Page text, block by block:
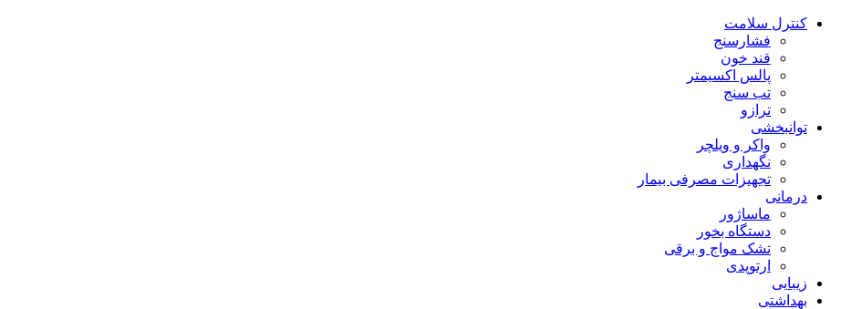
کنترل سلامت
فشارسنج
قند خون
پالس اکسیمتر
تب سنج
ترازو
توانبخشی
واکر و ویلچر
نگهداری
تجهیزات مصرفی بیمار
درمانی
ماساژور
دستگاه بخور
تشک مواج و برقی
ارتوپدی
زیبایی
بهداشتی